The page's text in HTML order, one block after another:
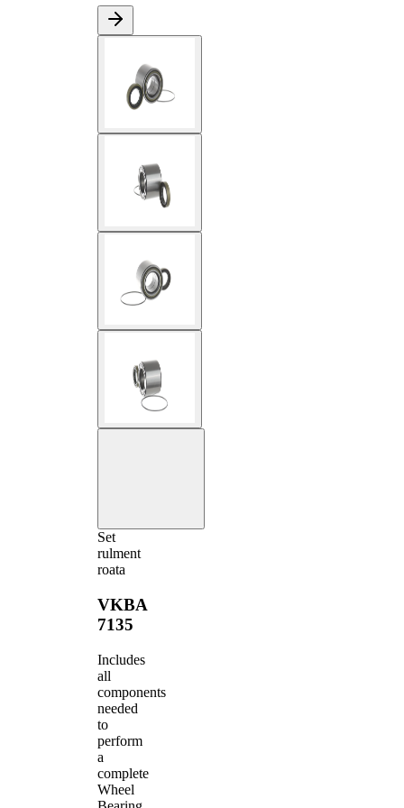
Set
rulment
roata
VKBA
7135
Includes
all
components
needed
to
perform
a
complete
Wheel